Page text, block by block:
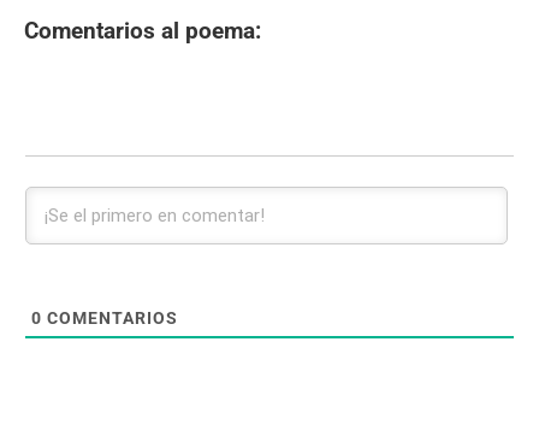
Comentarios al poema:
0 COMENTARIOS